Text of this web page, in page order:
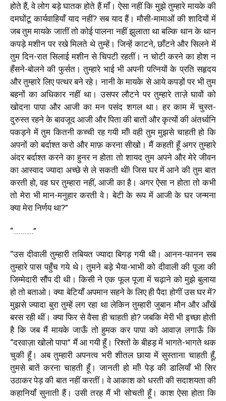
होते हैं,वे लोग बड़े घातक होते हैं माँ। ऐसा नहीं कि मुझे तुम्हारे मायके की
दमघोंटू कार्यवाहियाँ याद नहीं?सब याद हैं। मौसी-मामाओं की शादियों में
जब तुम मायके जातीं तो कोई पालना नहीं झुलाता था बल्कि थान के थान
कपड़े मशीन पर रखे मिलते थे तुम्हें। जिन्हें काटने,छाँटने और सिलने में
तुम दिन-रात सिलाई मशीन से चिपटी रहतीं। न चोटी करने का होश न
हँसने-बोलने की फुर्सत। तुम्हारे भाई भी अपनी पत्नियों के प्रति सहृदय
और तुम्हारे लिए पत्थर बने रहे। नानी के मायके से आये कपड़ों पर भी तुम
बहनों का अधिकार नहीं था। उसपर लौटने पर तुम्हारे ताज़े घावों को
खोदना पापा और आजी का मन पसंद शगल था। हर काम में चुस्त-
दुरुस्त रहने के बावजूद आजी और पिता की बातों और कृत्यों की अंतर्ध्वनि
पकड़ने में तुम कितनी कच्ची रह गयी माँ! वही तुम मुझसे चाहती हो कि
अपनों को बर्दाश्त करो और माफ़ करना सीखो। मैं कहती हूँ अगर तुम्हारे
अंदर बर्दाश्त करने का हुनर न होता तो शायद तुम अपने और मेरे जीवन
का आस्वाद ज्यादा अच्छे से ले सकती थीं! जिस घर में आने की तुम बात
करती हो,वह घर तुम्हारा नहीं, आजी का है। अगर ऐसा न होता तो कभी
तो मेरा भी मान-मनुहार करती वे। बेटी के रूप में आजी के घर जन्मना
क्या मेरा निर्णय था?”
“………..”
“उस दीवाली तुम्हारी तबियत ज्यादा बिगड़ गयी थी। आनन-फानन सब
तुम्हारे पास पहुँच गये थे। तुमने बड़े भैया-भाभी को दीवाली की पूजा की
जिम्मेदारी सौंप दी थी। किसी ने एक फूल पूजा में चढ़ाने को मुझे बुलाया
हो तो बताओ। क्या बेटियाँ अपमान सहने के लिए ही पैदा होगीं उस घर में?
मुझसे ज्यादा बुरा तुम्हें लग रहा था लेकिन तुम्हारी जुबान मौन और आँखें
बरस रही थीं। क्या फिर से वैसा ही चाहती हो?जबकि मेरी भी इच्छा होती
है कि जब मैं मायके जाऊँ तो हुमक कर पापा को आवाज़ लगाऊँ कि
“दरवाज़ा खोलो पापा”मैं आ गयी हूँ। रिश्तों के बीहड़ में भागते-भागते थक
चुकी हूँ। अब तुम्हारी अपनत्व भरी शीतल छाया में सुस्ताना चाहती हूँ,
तुमसे बातें करना चाहती हूँ। जानती हो माँ! पेड़ की डालियाँ भी सिर
उठाकर पेड़ की बात नहीं करतीं। वे आकाश को धरती की सदाशयता की
कहानियाँ सुनाती हैं। उसी तरह मैं भी सोचती हूँ। काश ऐसा होता कि